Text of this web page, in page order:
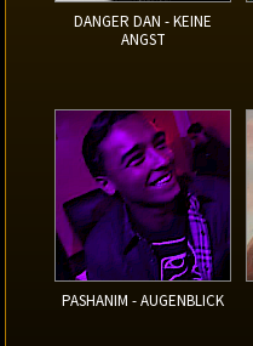
DANGER DAN - KEINE
ANGST
PASHANIM - AUGENBLICK